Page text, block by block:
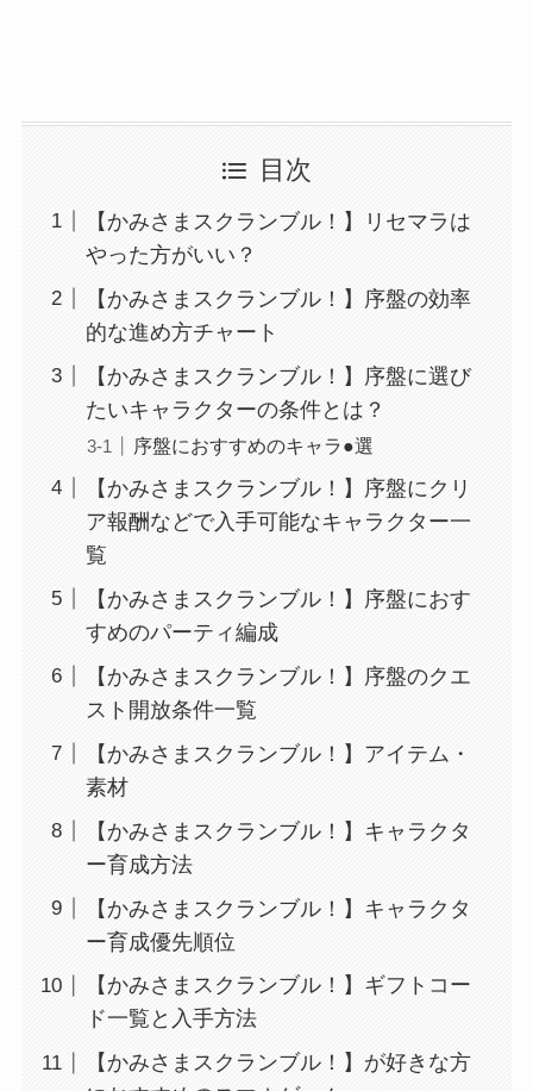
目次
【かみさまスクランブル！】リセマラは
やった方がいい？
【かみさまスクランブル！】序盤の効率
的な進め方チャート
【かみさまスクランブル！】序盤に選び
たいキャラクターの条件とは？
序盤におすすめのキャラ●選
【かみさまスクランブル！】序盤にクリ
ア報酬などで入手可能なキャラクター一
覧
【かみさまスクランブル！】序盤におす
すめのパーティ編成
【かみさまスクランブル！】序盤のクエ
スト開放条件一覧
【かみさまスクランブル！】アイテム・
素材
【かみさまスクランブル！】キャラクタ
ー育成方法
【かみさまスクランブル！】キャラクタ
ー育成優先順位
【かみさまスクランブル！】ギフトコー
ド一覧と入手方法
【かみさまスクランブル！】が好きな方